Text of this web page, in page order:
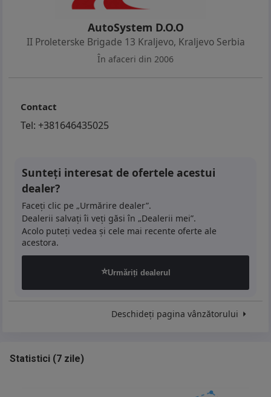
AutoSystem D.O.O
II Proleterske Brigade 13 Kraljevo, Kraljevo Serbia
În afaceri din 2006
Contact
Tel: +381646435025
Sunteți interesat de ofertele acestui
dealer?
Faceți clic pe „Urmărire dealer”.
Dealerii salvați îi veți găsi în „Dealerii mei”.
Acolo puteți vedea și cele mai recente oferte ale
acestora.
⭐Urmăriți dealerul
Deschideți pagina vânzătorului
Statistici (7 zile)